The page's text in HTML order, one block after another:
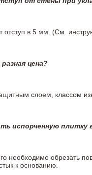
отступ в 5 мм. (См.
цена?
слоем, классом
испорченную плитку
необходимо обрезать
к основанию.